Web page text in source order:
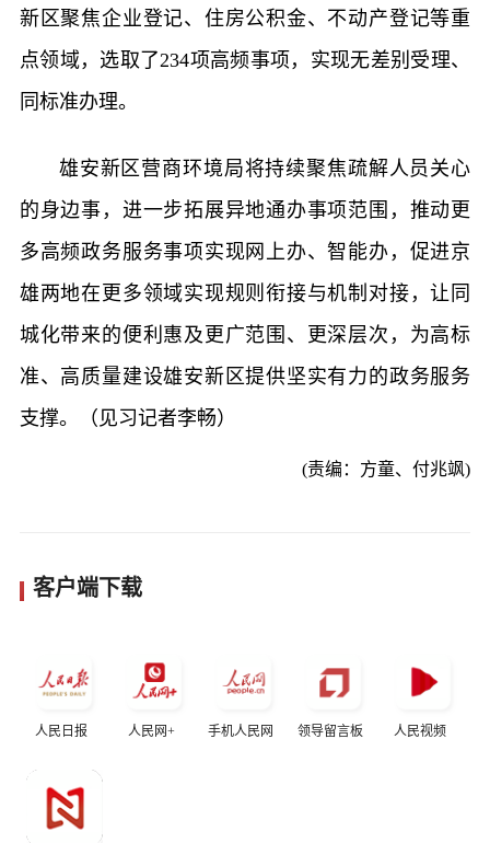
新区聚焦企业登记、住房公积金、不动产登记等重
点领域，选取了234项高频事项，实现无差别受理、
同标准办理。
雄安新区营商环境局将持续聚焦疏解人员关心
的身边事，进一步拓展异地通办事项范围，推动更
多高频政务服务事项实现网上办、智能办，促进京
雄两地在更多领域实现规则衔接与机制对接，让同
城化带来的便利惠及更广范围、更深层次，为高标
准、高质量建设雄安新区提供坚实有力的政务服务
支撑。（见习记者李畅）
(责编：方童、付兆飒)
客户端下载
人民日报 人民网+ 手机人民网 领导留言板 人民视频